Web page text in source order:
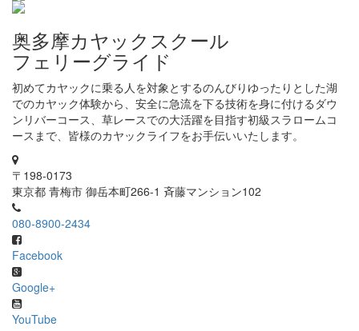
奥多摩カヤックスクール
フェリーグライド
初めてカヤックに乗る人を対象とするのんびりゆったりとした湖
でのカヤック体験から、安全に急流を下る技術を身に付けるダウ
ンリバーコース、草レースでの大活躍を目指す初級スラロームコ
ースまで、皆様のカヤックライフをお手伝いいたします。
〒198-0173
東京都 青梅市 御岳本町266-1 斉藤マンション102
080-8900-2434
Facebook
Google+
YouTube